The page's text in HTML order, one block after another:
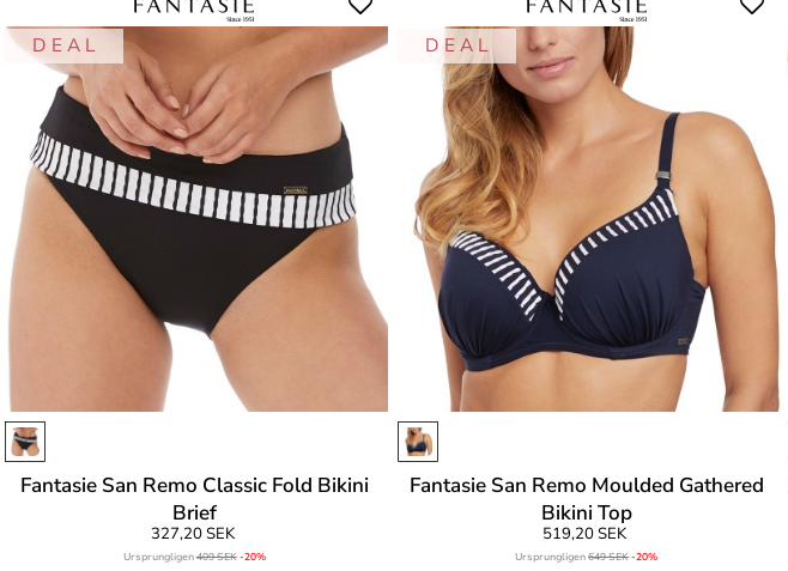
D E A L
Fantasie San Remo Classic Fold Bikini
Brief
327,20 SEK
Ursprungligen409 SEK-20%
D E A L
Fantasie San Remo Moulded Gathered
Bikini Top
519,20 SEK
Ursprungligen649 SEK-20%